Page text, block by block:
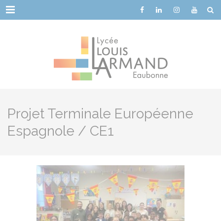
Menu
Projet Terminale Européenne
Espagnole / CE1
Cookies management panel